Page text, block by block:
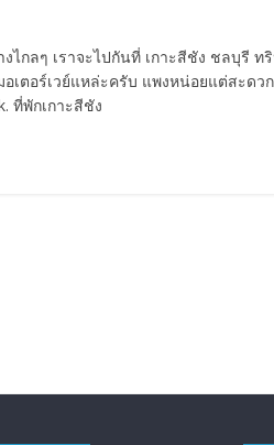
กลๆ เราจะไปกันที่ เกาะสีชัง ชลบุรี ท
อเตอร์เวย์แหล่ะครับ แพงหน่อยแต่สะดว
ที่พักเกาะสีชัง